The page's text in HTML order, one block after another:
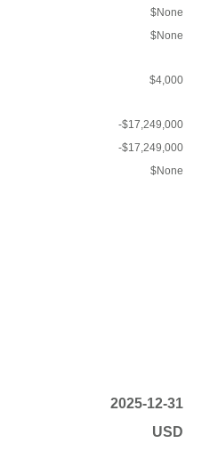
$None
$None
$4,000
-$17,249,000
-$17,249,000
$None
2025-12-31
USD